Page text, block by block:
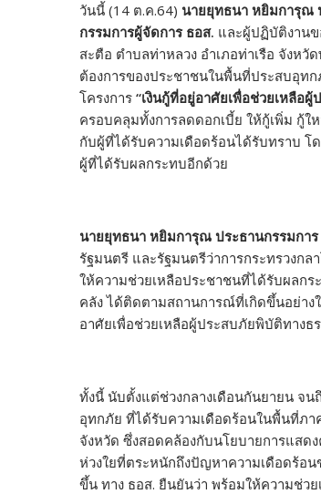
วันนี้ (14 ต.ค.64) นายยุทธนา หยิมการุณ
กรรมการผู้จัดการ ธอส. และผู้ปฏิบัติงาน
สะตือ ตำบลท่าหลวง อำเภอท่าเรือ จังห
ต้องการของประชาชนในพื้นที่ประสบอุท
โครงการ “เงินกู้ที่อยู่อาศัยเพื่อช่วยเหลือ
ครอบคลุมทั้งการลดดอกเบี้ย ให้กู้เพิ่ม กู้
กับผู้ที่ได้รับความเดือดร้อนได้รับทราบ โ
ผู้ที่ได้รับผลกระทบอีกด้วย
นายยุทธนา หยิมการุณ ประธานกรรมการ
รัฐมนตรี และรัฐมนตรีว่าการกระทรวงก
ให้ความช่วยเหลือประชาชนที่ได้รับผลกร
คลัง ได้ติดตามสถานการณ์ที่เกิดขึ้นอย่าง
อาศัยเพื่อช่วยเหลือผู้ประสบภัยพิบัติทางธ
ทั้งนี้ นับตั้งแต่ช่วงกลางเดือนกันยายน จ
อุทกภัย ที่ได้รับความเดือดร้อนในพื้นที่ภา
จังหวัด ซึ่งสอดคล้องกับนโยบายการแสด
ห่วงใยที่ตระหนักถึงปัญหาความเดือดร้อน
ขึ้น ทาง ธอส. ยืนยันว่า พร้อมให้ความช่ว